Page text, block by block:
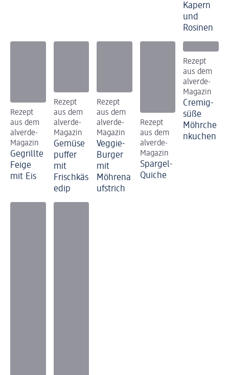
Kapern
und
Rosinen
Rezept
aus dem
alverde-
Magazin
Gegrillte
Feige
mit Eis
Rezept
aus dem
alverde-
Magazin
Gemüse
puffer
mit
Frischkäs
edip
Rezept
aus dem
alverde-
Magazin
Veggie-
Burger
mit
Möhrena
ufstrich
Rezept
aus dem
alverde-
Magazin
Spargel-
Quiche
Rezept
aus dem
alverde-
Magazin
Cremig-
süße
Möhrche
nkuchen